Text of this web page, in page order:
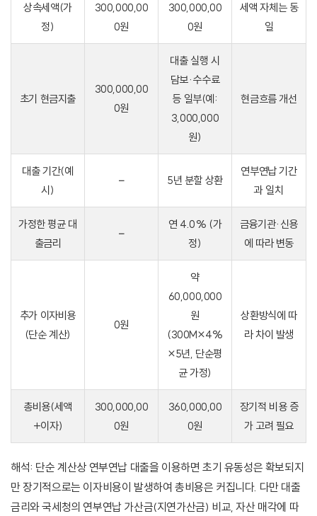
상속세액(가
정)
300,000,00
0원
300,000,00
0원
세액 자체는 동
일
초기 현금지출
300,000,00
0원
대출 실행 시
담보·수수료
등 일부(예:
3,000,000
원)
현금흐름 개선
대출 기간(예
시)
– 5년 분할 상환
연부연납 기간
과 일치
가정한 평균 대
출금리
–
연 4.0% (가
정)
금융기관·신용
에 따라 변동
추가 이자비용
(단순 계산)
0원
약
60,000,000
원
(300M×4%
×5년, 단순평
균 가정)
상환방식에 따
라 차이 발생
총비용(세액
+이자)
300,000,00
0원
360,000,00
0원
장기적 비용 증
가 고려 필요
해석: 단순 계산상 연부연납 대출을 이용하면 초기 유동성은 확보되지
만 장기적으로는 이자비용이 발생하여 총비용은 커집니다. 다만 대출
금리와 국세청의 연부연납 가산금(지연가산금) 비교, 자산 매각에 따